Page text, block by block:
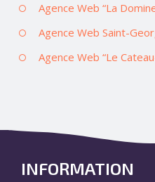
Agence Web “La
Agence Web Saint-
Agence Web “Le
INFORMATION